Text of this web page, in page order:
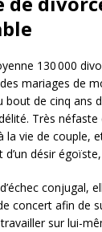
130 000
mariages de
de cinq ans
Très
la vie de couple,
désir
conjugal,
concert afin de
sur lui-